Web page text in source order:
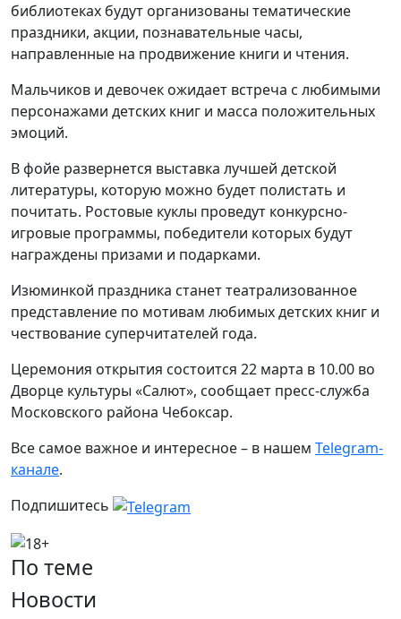
библиотеках будут организованы тематические
праздники, акции, познавательные часы,
направленные на продвижение книги и чтения.
Мальчиков и девочек ожидает встреча с любимыми
персонажами детских книг и масса положительных
эмоций.
В фойе развернется выставка лучшей детской
литературы, которую можно будет полистать и
почитать. Ростовые куклы проведут конкурсно-
игровые программы, победители которых будут
награждены призами и подарками.
Изюминкой праздника станет театрализованное
представление по мотивам любимых детских книг и
чествование суперчитателей года.
Церемония открытия состоится 22 марта в 10.00 во
Дворце культуры «Салют», сообщает пресс-служба
Московского района Чебоксар.
Все самое важное и интересное – в нашем Telegram-
канале.
Подпишитесь
По теме
Новости